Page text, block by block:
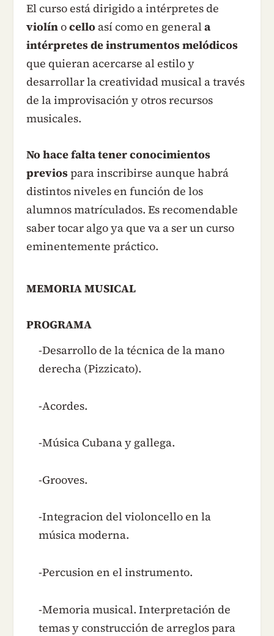
El curso está dirigido a intérpretes de
violínocelloasí como en generala
intérpretes de instrumentos melódicos
que quieran acercarse al estilo y
desarrollar la creatividad musical a través
de la improvisación y otros recursos
musicales.
No hace falta tener conocimientos
previospara inscribirse aunque habrá
distintos niveles en función de los
alumnos matrículados. Es recomendable
saber tocar algo ya que va a ser un curso
eminentemente práctico.
MEMORIA MUSICAL
PROGRAMA
-Desarrollo de la técnica de la mano
derecha (Pizzicato).
-Acordes.
-Música Cubana y gallega.
-Grooves.
-Integracion del violoncello en la
música moderna.
-Percusion en el instrumento.
-Memoria musical. Interpretación de
temas y construcción de arreglos para